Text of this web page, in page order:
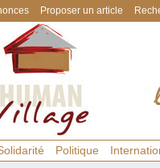
Proposer un article
Politique